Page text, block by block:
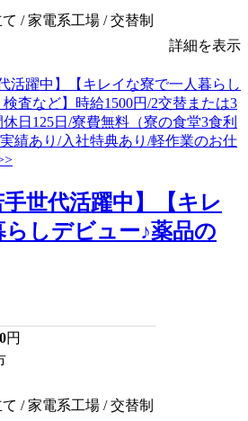
/ 家電系工場 / 交替制
詳細を表示
手世代活躍中】【キレ
しデビュー♪薬品の
円
/ 家電系工場 / 交替制